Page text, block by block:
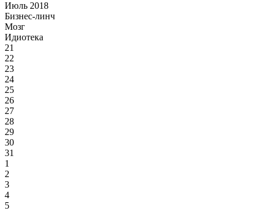
Июль 2018
Бизнес-линч
Мозг
Идиотека
21
22
23
24
25
26
27
28
29
30
31
1
2
3
4
5